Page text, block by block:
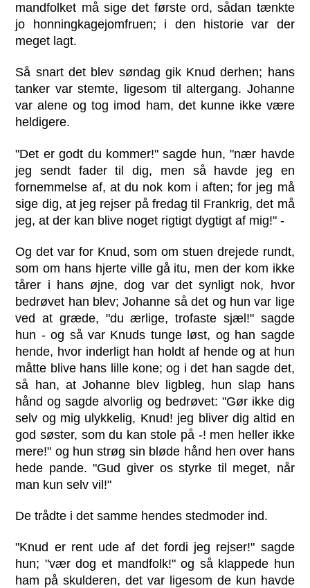
mandfolket må sige det første ord, sådan tænkte
jo honningkagejomfruen; i den historie var der
meget lagt.
Så snart det blev søndag gik Knud derhen; hans
tanker var stemte, ligesom til altergang. Johanne
var alene og tog imod ham, det kunne ikke være
heldigere.
"Det er godt du kommer!" sagde hun, "nær havde
jeg sendt fader til dig, men så havde jeg en
fornemmelse af, at du nok kom i aften; for jeg må
sige dig, at jeg rejser på fredag til Frankrig, det må
jeg, at der kan blive noget rigtigt dygtigt af mig!" -
Og det var for Knud, som om stuen drejede rundt,
som om hans hjerte ville gå itu, men der kom ikke
tårer i hans øjne, dog var det synligt nok, hvor
bedrøvet han blev; Johanne så det og hun var lige
ved at græde, "du ærlige, trofaste sjæl!" sagde
hun - og så var Knuds tunge løst, og han sagde
hende, hvor inderligt han holdt af hende og at hun
måtte blive hans lille kone; og i det han sagde det,
så han, at Johanne blev ligbleg, hun slap hans
hånd og sagde alvorlig og bedrøvet: "Gør ikke dig
selv og mig ulykkelig, Knud! jeg bliver dig altid en
god søster, som du kan stole på -! men heller ikke
mere!" og hun strøg sin bløde hånd hen over hans
hede pande. "Gud giver os styrke til meget, når
man kun selv vil!"
De trådte i det samme hendes stedmoder ind.
"Knud er rent ude af det fordi jeg rejser!" sagde
hun; "vær dog et mandfolk!" og så klappede hun
ham på skulderen, det var ligesom de kun havde